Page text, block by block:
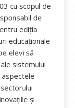
cu scopul de
de
ediția
educaționale
elevi să
sistemului
și